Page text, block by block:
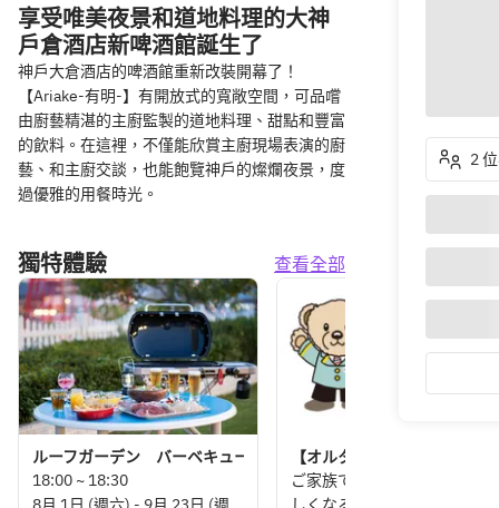
享受唯美夜景和道地料理的大神
戶倉酒店新啤酒館誕生了
神戶大倉酒店的啤酒館重新改裝開幕了！
【Ariake-有明-】有開放式的寬敞空間，可品嚐
由廚藝精湛的主廚監製的道地料理、甜點和豐富
的飲料。在這裡，不僅能欣賞主廚現場表演的廚
藝、和主廚交談，也能飽覽神戶的燦爛夜景，度
過優雅的用餐時光。
獨特體驗 查看全部
ルーフガーデン バーベキュープラン
18:00 ~ 18:30
【オルタン＆シアがやって
ご家族でのお食事がさらに楽
2